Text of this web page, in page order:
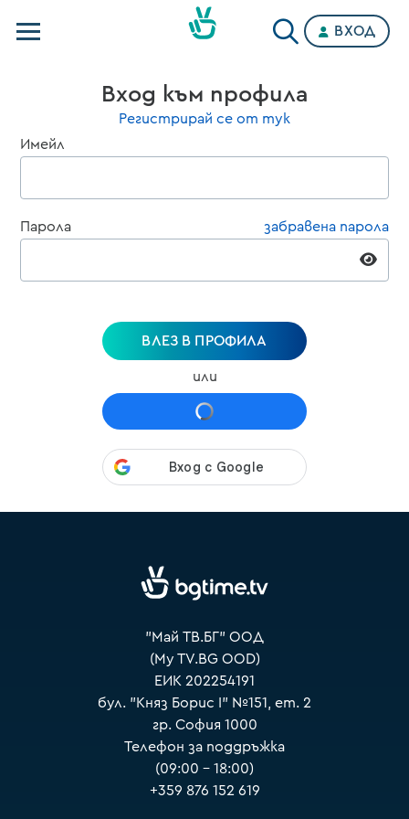
Категории
ВХОД
Вход към профила
Регистрирай се от тук
Имейл
Парола забравена парола
ВЛЕЗ В ПРОФИЛА
или
"Май ТВ.БГ" ООД
(My TV.BG OOD)
ЕИК 202254191
бул. "Княз Борис I" №151, ет. 2
гр. София 1000
Телефон за поддръжка
(09:00 – 18:00)
+359 876 152 619